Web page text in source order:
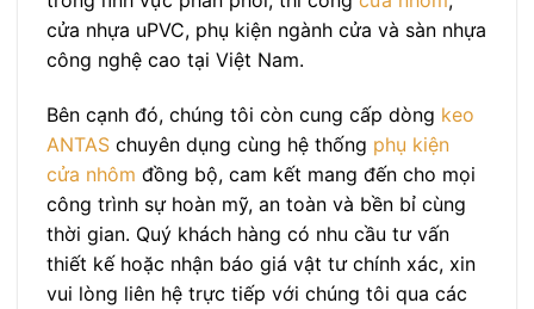
cửa nhựa uPVC, phụ kiện ngành cửa và sàn nhựa
công nghệ cao tại Việt Nam.
Bên cạnh đó, chúng tôi còn cung cấp dòng keo
ANTAS chuyên dụng cùng hệ thống phụ kiện
cửa nhôm đồng bộ, cam kết mang đến cho mọi
công trình sự hoàn mỹ, an toàn và bền bỉ cùng
thời gian. Quý khách hàng có nhu cầu tư vấn
thiết kế hoặc nhận báo giá vật tư chính xác, xin
vui lòng liên hệ trực tiếp với chúng tôi qua các